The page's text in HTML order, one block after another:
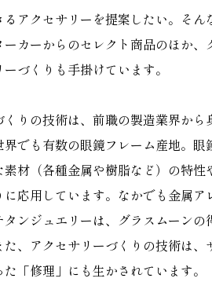
ド
ーポリシー
るアクセサリーを提案したい。そん
ーカーからのセレクト商品のほか、
づくりも手掛けています。
くりの技術は、前職の製造業界から
界でも有数の眼鏡フレーム産地。眼
素材（各種金属や樹脂など）の特性
応用しています。なかでも金属ア
タンジュエリーは、グラスムーンの
た、アクセサリーづくりの技術は、
「修理」にも生かされています。